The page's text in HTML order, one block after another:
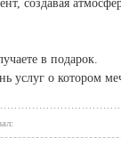
создавая
в подарок.
услуг о котором